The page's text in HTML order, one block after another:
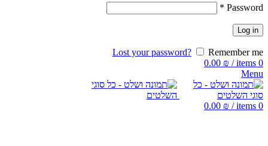
Password
*
Log in
Lost your password?
Remember me
0
items
/
0.00 ₪
Menu
0
items
/
0.00 ₪